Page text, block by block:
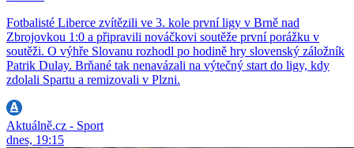
Fotbalisté Liberce zvítězili ve 3. kole první ligy v Brně nad
Zbrojovkou 1:0 a připravili nováčkovi soutěže první porážku v
soutěži. O výhře Slovanu rozhodl po hodině hry slovenský záložník
Patrik Dulay. Brňané tak nenavázali na výtečný start do ligy, kdy
zdolali Spartu a remizovali v Plzni.
Aktuálně.cz - Sport
dnes, 19:15